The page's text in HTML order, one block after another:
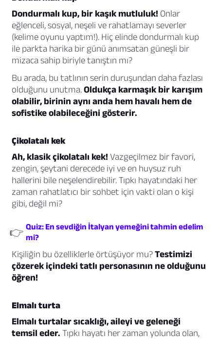
Dondurmalı kup, bir kaşık mutluluk! Onlar
eğlenceli, sosyal, neşeli ve rahatlamayı severler
(kelime oyunu yaptım!). Hiç elinde dondurmalı kup
ile parkta harika bir günü anımsatan güneşli bir
mizaca sahip biriyle tanıştın mı?
Bu arada, bu tatlının serin duruşundan daha fazlası
olduğunu unutma.Oldukça karmaşık bir karışım
olabilir, birinin aynı anda hem havalı hem de
sofistike olabileceğini gösterir.
Çikolatalı kek
Ah, klasik çikolatalı kek! Vazgeçilmez bir favori,
zengin, şeytani derecede iyi ve en huysuz ruh
hallerini bile neşelendirebilir. Tıpkı hayatındaki her
zaman rahatlatıcı bir sohbet için vakti olan o kişi
gibi, değil mi?
👉 Quiz: En sevdiğin İtalyan yemeğini tahmin edelim
mi?
Kişiliğin bu özelliklerle örtüşüyor mu?Testimizi
çözerek içindeki tatlı personasının ne olduğunu
öğren!
Elmalı turta
Elmalı turtalar sıcaklığı, aileyi ve geleneği
temsil eder. Tıpkı hayatı her zaman yolunda olan,